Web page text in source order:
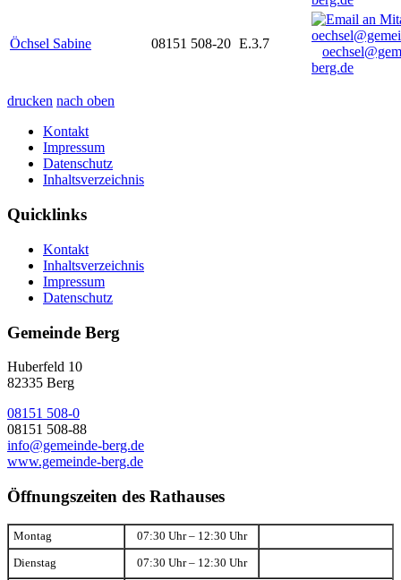
Öchsel Sabine 08151 508-20 E.3.7
berg.de
drucken nach oben
Kontakt
Impressum
Datenschutz
Inhaltsverzeichnis
Quicklinks
Kontakt
Inhaltsverzeichnis
Impressum
Datenschutz
Gemeinde Berg
Huberfeld 10
82335 Berg
08151 508-0
08151 508-88
info@gemeinde-berg.de
www.gemeinde-berg.de
Öffnungszeiten des Rathauses
Montag 07:30 Uhr – 12:30 Uhr
Dienstag 07:30 Uhr – 12:30 Uhr